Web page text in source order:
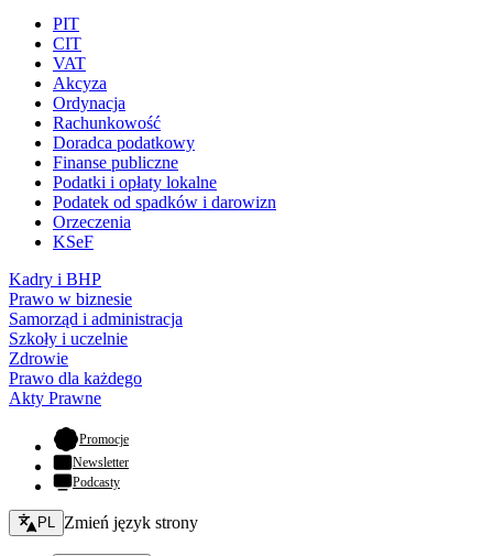
PIT
CIT
VAT
Akcyza
Ordynacja
Rachunkowość
Doradca podatkowy
Finanse publiczne
Podatki i opłaty lokalne
Podatek od spadków i darowizn
Orzeczenia
KSeF
Kadry i BHP
Prawo w biznesie
Samorząd i administracja
Szkoły i uczelnie
Zdrowie
Prawo dla każdego
Akty Prawne
Promocje- otwiera się w nowej karcie
Newsletter
Podcasty
Zmień język - bieżący:
PL Zmień język strony